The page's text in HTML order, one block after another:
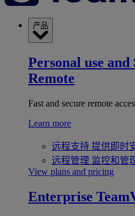
产品
Personal use and
Remote
Fast and secure remote
Learn more
远程支持 提供即时
远程管理 监控和管
View plans and pricing
Enterprise